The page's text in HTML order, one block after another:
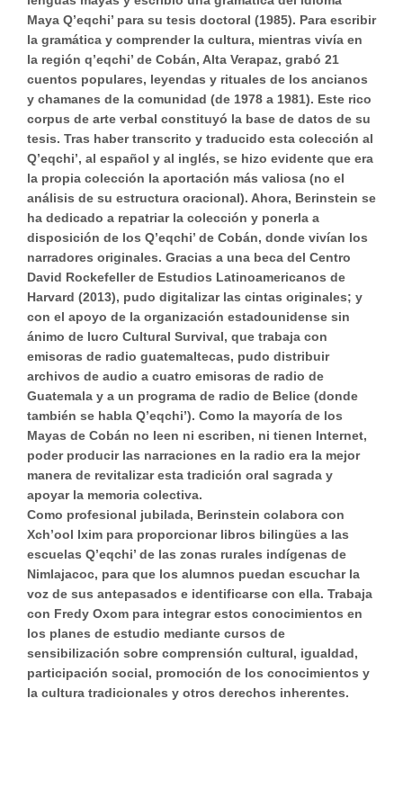
Maya Q’eqchi’ para su tesis doctoral (1985). Para escribir
la gramática y comprender la cultura, mientras vivía en
la región q’eqchi’ de Cobán, Alta Verapaz, grabó 21
cuentos populares, leyendas y rituales de los ancianos
y chamanes de la comunidad (de 1978 a 1981). Este rico
corpus de arte verbal constituyó la base de datos de su
tesis. Tras haber transcrito y traducido esta colección al
Q’eqchi’, al español y al inglés, se hizo evidente que era
la propia colección la aportación más valiosa (no el
análisis de su estructura oracional). Ahora, Berinstein se
ha dedicado a repatriar la colección y ponerla a
disposición de los Q’eqchi’ de Cobán, donde vivían los
narradores originales. Gracias a una beca del Centro
David Rockefeller de Estudios Latinoamericanos de
Harvard (2013), pudo digitalizar las cintas originales; y
con el apoyo de la organización estadounidense sin
ánimo de lucro Cultural Survival, que trabaja con
emisoras de radio guatemaltecas, pudo distribuir
archivos de audio a cuatro emisoras de radio de
Guatemala y a un programa de radio de Belice (donde
también se habla Q’eqchi’). Como la mayoría de los
Mayas de Cobán no leen ni escriben, ni tienen Internet,
poder producir las narraciones en la radio era la mejor
manera de revitalizar esta tradición oral sagrada y
apoyar la memoria colectiva.
Como profesional jubilada, Berinstein colabora con
Xch’ool Ixim para proporcionar libros bilingües a las
escuelas Q’eqchi’ de las zonas rurales indígenas de
Nimlajacoc, para que los alumnos puedan escuchar la
voz de sus antepasados e identificarse con ella. Trabaja
con Fredy Oxom para integrar estos conocimientos en
los planes de estudio mediante cursos de
sensibilización sobre comprensión cultural, igualdad,
participación social, promoción de los conocimientos y
la cultura tradicionales y otros derechos inherentes.